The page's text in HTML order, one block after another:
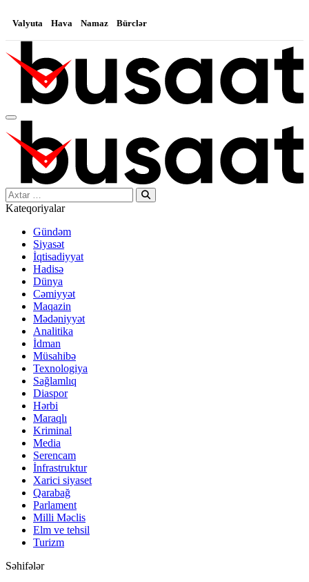
Valyuta Hava Namaz Bürclər
Search…
Kateqoriyalar
Gündəm
Siyasət
İqtisadiyyat
Hadisə
Dünya
Cəmiyyət
Maqazin
Mədəniyyət
Analitika
İdman
Müsahibə
Texnologiya
Sağlamlıq
Diaspor
Hərbi
Maraqlı
Kriminal
Media
Serencam
İnfrastruktur
Xarici siyaset
Qarabağ
Parlament
Milli Məclis
Elm ve tehsil
Turizm
Səhifələr